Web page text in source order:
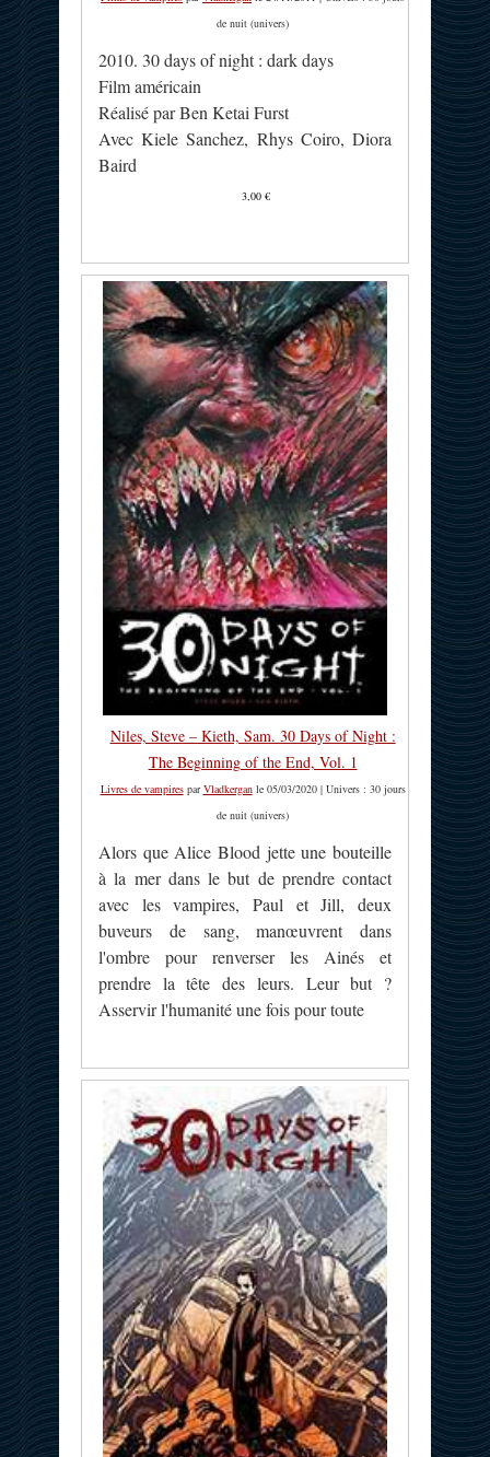
de nuit (univers)
2010. 30 days of night : dark days
Film américain
Réalisé par Ben Ketai Furst
Avec Kiele Sanchez, Rhys Coiro, Diora
Baird
3,00 €
Niles, Steve – Kieth, Sam. 30 Days of Night :
The Beginning of the End, Vol. 1
Livres de vampiresparVladkerganle 05/03/2020 | Univers : 30 jours
de nuit (univers)
Alors que Alice Blood jette une bouteille
à la mer dans le but de prendre contact
avec les vampires, Paul et Jill, deux
buveurs de sang, manœuvrent dans
l'ombre pour renverser les Ainés et
prendre la tête des leurs. Leur but ?
Asservir l'humanité une fois pour toute